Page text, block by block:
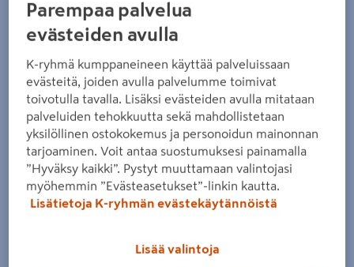
Parempaa palvelua
evästeiden avulla
K-ryhmä kumppaneineen käyttää palveluissaan
evästeitä, joiden avulla palvelumme toimivat
toivotulla tavalla. Lisäksi evästeiden avulla mitataan
palveluiden tehokkuutta sekä mahdollistetaan
yksilöllinen ostokokemus ja personoidun mainonnan
tarjoaminen. Voit antaa suostumuksesi painamalla
”Hyväksy kaikki”. Pystyt muuttamaan valintojasi
myöhemmin ”Evästeasetukset”-linkin kautta.
Lisätietoja K-ryhmän evästekäytännöistä
Lisää valintoja